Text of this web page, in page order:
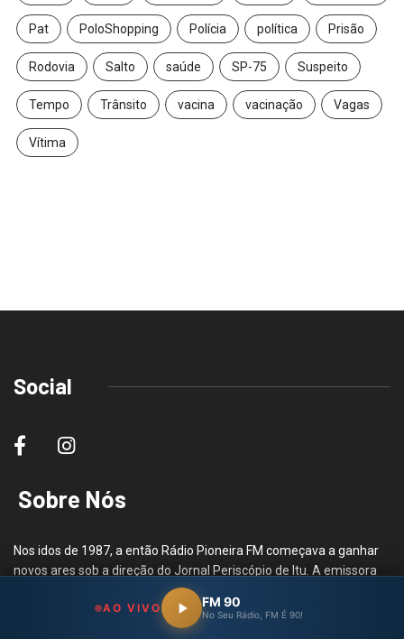
Pat PoloShopping Polícia política Prisão
Rodovia Salto saúde SP-75 Suspeito
Tempo Trânsito vacina vacinação Vagas
Vítima
Social
Sobre Nós
Nos idos de 1987, a então Rádio Pioneira FM começava a ganhar
novos ares sob a direção do Jornal Periscópio de Itu. A emissora
funcionava em um prédio improvisado na Rua Lombardia nº 90 –
Vila Roma, em Salto.AO VIVO FM 90
No Seu Rádio, FM É 90!